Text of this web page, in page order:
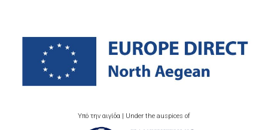
Υπό την αιγίδα | Under the auspices of